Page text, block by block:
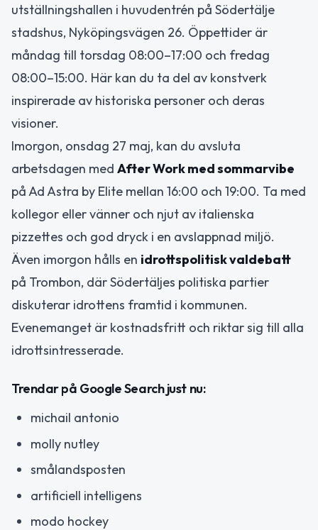
utställningshallen i huvudentrén på Södertälje
stadshus, Nyköpingsvägen 26. Öppettider är
måndag till torsdag 08:00–17:00 och fredag
08:00–15:00. Här kan du ta del av konstverk
inspirerade av historiska personer och deras
visioner.
Imorgon, onsdag 27 maj, kan du avsluta
arbetsdagen med After Work med sommarvibe
på Ad Astra by Elite mellan 16:00 och 19:00. Ta med
kollegor eller vänner och njut av italienska
pizzettes och god dryck i en avslappnad miljö.
Även imorgon hålls en idrottspolitisk valdebatt
på Trombon, där Södertäljes politiska partier
diskuterar idrottens framtid i kommunen.
Evenemanget är kostnadsfritt och riktar sig till alla
idrottsintresserade.
Trendar på Google Search just nu:
michail antonio
molly nutley
smålandsposten
artificiell intelligens
modo hockey